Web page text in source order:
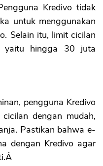
Kredivo tidak
untuk menggunakan
Selain itu, limit cicilan
yaitu hingga 30 juta
pengguna Kredivo
dengan mudah,
Pastikan bahwa e-
dengan Kredivo agar